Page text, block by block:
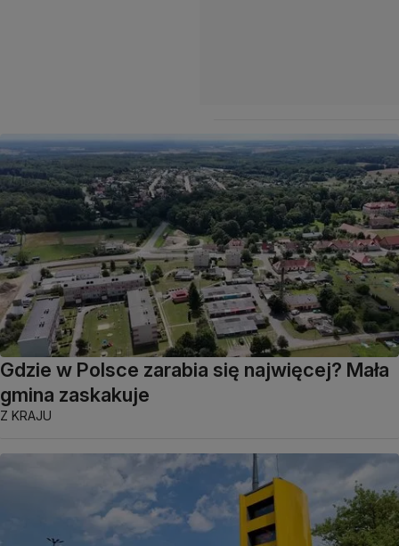
Gdzie w Polsce zarabia się najwięcej? Mała
gmina zaskakuje
Z KRAJU